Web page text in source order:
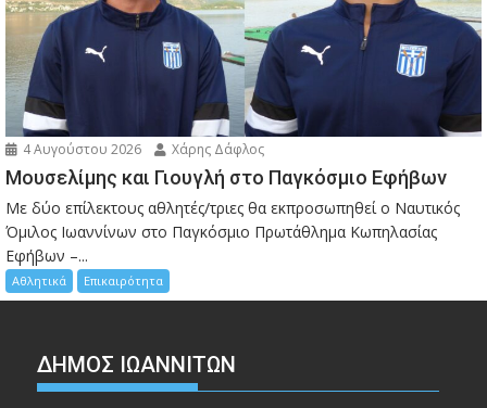
4 Αυγούστου 2026 Χάρης Δάφλος
Μουσελίμης και Γιουγλή στο Παγκόσμιο Εφήβων
Mε δύο επίλεκτους αθλητές/τριες θα εκπροσωπηθεί ο Ναυτικός
Όμιλος Ιωαννίνων στο Παγκόσμιο Πρωτάθλημα Κωπηλασίας
Εφήβων –...
Αθλητικά Επικαιρότητα
ΔΗΜΟΣ ΙΩΑΝΝΙΤΩΝ